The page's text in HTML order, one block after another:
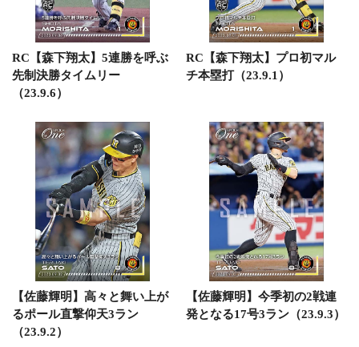
RC【森下翔太】5連勝を呼ぶ
先制決勝タイムリー
（23.9.6）
RC【森下翔太】プロ初マル
チ本塁打（23.9.1）
【佐藤輝明】高々と舞い上が
るポール直撃仰天3ラン
（23.9.2）
【佐藤輝明】今季初の2戦連
発となる17号3ラン（23.9.3）